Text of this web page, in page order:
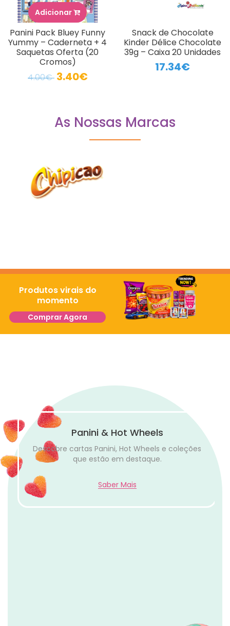
Adicionar
Panini Pack Bluey Funny
Yummy – Caderneta + 4
Saquetas Oferta (20
Cromos)
4.00€ 3.40€
Snack de Chocolate
Kinder Délice Chocolate
39g – Caixa 20 Unidades
17.34€
As Nossas Marcas
Produtos virais do
momento
Comprar Agora